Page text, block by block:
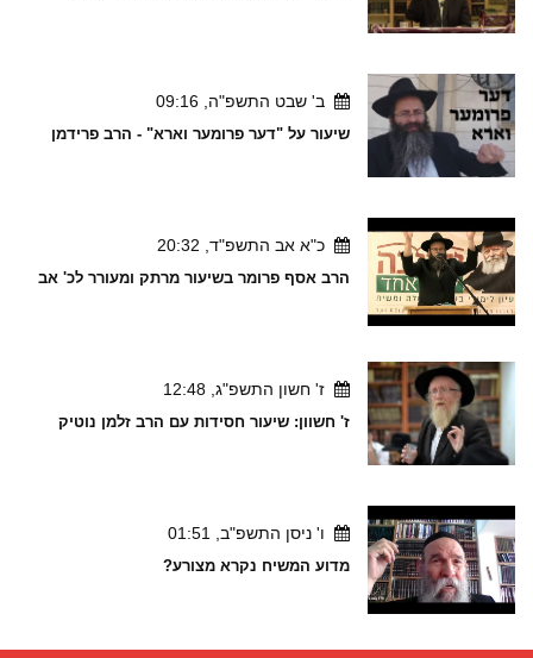
ב' שבט התשפ"ה, 09:16
שיעור על "דער פרומער וארא" - הרב פרידמן
כ"א אב התשפ"ד, 20:32
הרב אסף פרומר בשיעור מרתק ומעורר לכ' אב
ז' חשון התשפ"ג, 12:48
ז' חשוון: שיעור חסידות עם הרב זלמן נוטיק
ו' ניסן התשפ"ב, 01:51
מדוע המשיח נקרא מצורע?